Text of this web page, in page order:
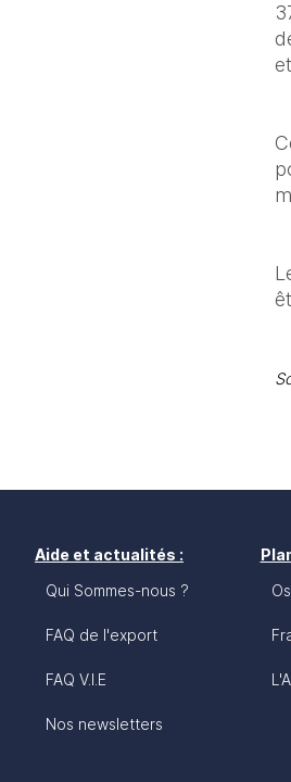
Aide et actualités :
Qui Sommes-nous ?
FAQ de l'export
FAQ V.I.E
Nos newsletters